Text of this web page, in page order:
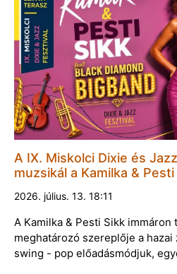
A IX. Miskolci Dixie és
muzsikál a Kamilka &
2026. július. 13. 18:11
A Kamilka & Pesti Sikk
meghatározó szereplője a
swing - pop előadásmódjuk,